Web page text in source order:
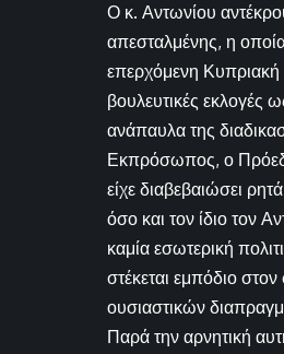
Ο κ. Αντωνίου
απεσταλμένης, η
επερχόμενη Κυπριακή
βουλευτικές εκλογές
ανάπαυλα της
Εκπρόσωπος, ο
είχε διαβεβαιώσει
όσο και τον ίδιο τον
καμία εσωτερική
στέκεται εμπόδιο
ουσιαστικών
Παρά την αρνητική